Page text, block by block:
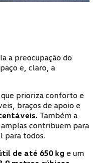
a preocupação do
e, claro, a
prioriza conforto e
braços de apoio e
Também a
contribuem para
para todos.
de até 650 kg e um